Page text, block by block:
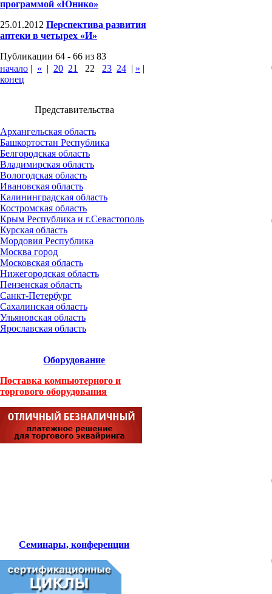
программой «Юнико»
25.01.2012 Перспектива развития
аптеки в четырех «И»
Публикации 64 - 66 из 83
начало | « | 20 21 22 23 24 | » |
конец
Представительства
Архангельская область
Башкортостан Республика
Белгородская область
Владимирская область
Вологодская область
Ивановская область
Калининградская область
Костромская область
Крым Республика и г.Севастополь
Курская область
Мордовия Республика
Москва город
Московская область
Нижегородская область
Пензенская область
Санкт-Петербург
Сахалинская область
Ульяновская область
Ярославская область
Оборудование
Поставка компьютерного и
торгового оборудования
Семинары, конференции